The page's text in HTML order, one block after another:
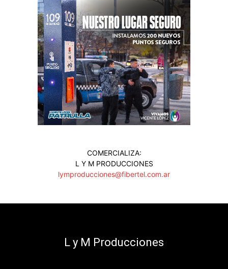
COMERCIALIZA:
L Y M PRODUCCIONES
lymproducciones@fibertel.com.ar
L y M Producciones